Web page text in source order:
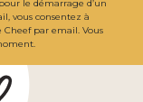
le démarrage d’un
vous consentez à
Cheef par email. Vous